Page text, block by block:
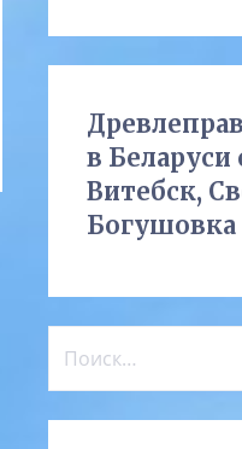
в Беларуси
Витебск,